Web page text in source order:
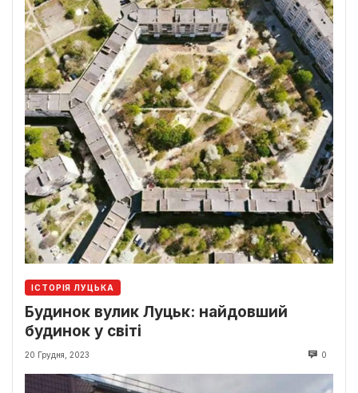
ІСТОРІЯ ЛУЦЬКА
Будинок вулик Луцьк: найдовший
будинок у світі
20 Грудня, 2023 0